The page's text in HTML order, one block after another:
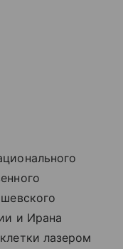
и Ирана
лазером